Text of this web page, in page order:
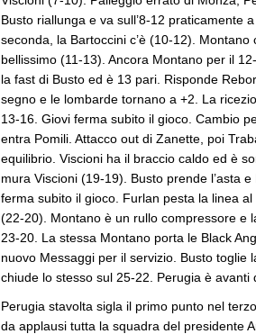
Busto riallunga e va sull’8-12 praticamente
seconda, la Bartoccini c’è (10-12).
bellissimo (11-13). Ancora Montano per il
la fast di Busto ed è 13 pari. Risponde
segno e le lombarde tornano a +2. La
13-16. Giovi ferma subito il gioco. Cambio
entra Pomili. Attacco out di Zanette, poi
equilibrio. Viscioni ha il braccio caldo ed è
mura Viscioni (19-19). Busto prende l’asta
ferma subito il gioco. Furlan pesta la linea
(22-20). Montano è un rullo compressore e
23-20. La stessa Montano porta le Black
nuovo Messaggi per il servizio. Busto toglie
chiude lo stesso sul 25-22. Perugia è avanti
Perugia stavolta sigla il primo punto nel
da applausi tutta la squadra del presidente